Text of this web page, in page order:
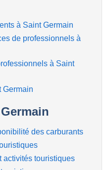
à Saint Germain
de professionnels à
à Saint
Germain
des carburants
activités touristiques